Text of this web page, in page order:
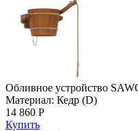
Обливное устройство
Материал: Кедр (D)
14 860 Р
Купить